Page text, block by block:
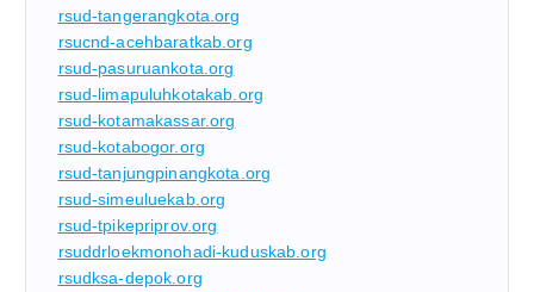
rsud-tangerangkota.org
rsucnd-acehbaratkab.org
rsud-pasuruankota.org
rsud-limapuluhkotakab.org
rsud-kotamakassar.org
rsud-kotabogor.org
rsud-tanjungpinangkota.org
rsud-simeuluekab.org
rsud-tpikepriprov.org
rsuddrloekmonohadi-kuduskab.org
rsudksa-depok.org